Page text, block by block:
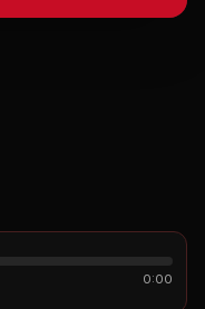
0:00